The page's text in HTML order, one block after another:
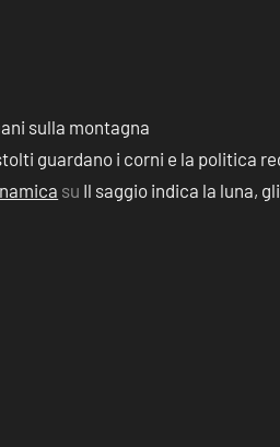
sulla montagna
guardano i corni e la politica
su Il saggio indica la luna,